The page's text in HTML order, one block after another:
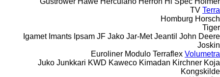
TV Terra
Homburg Horsch
Tiger
Igamet Imants Ipsam JF Jako Jar-Met Jeantil John Deere
Joskin
Euroliner Modulo Terraflex Volumetra
Juko Junkkari KWD Kaweco Kimadan Kirchner Koja
Kongskilde